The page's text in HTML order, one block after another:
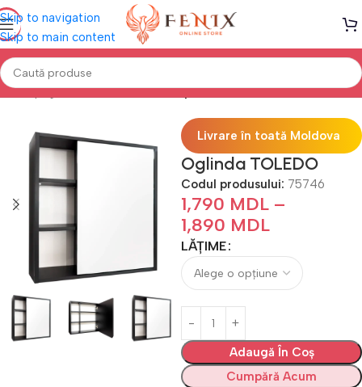
Skip to navigation
Skip to main content
Prima pagină Mobilă BAIE Seturi pentru baie
Livrare în toată Moldova
Oglinda TOLEDO
Codul produsului: 75746
1,790 MDL –
1,890 MDL
LĂȚIME
Adaugă În Coș
Cumpără Acum